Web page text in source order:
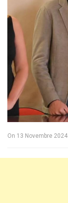
On 13 Novembre 2024